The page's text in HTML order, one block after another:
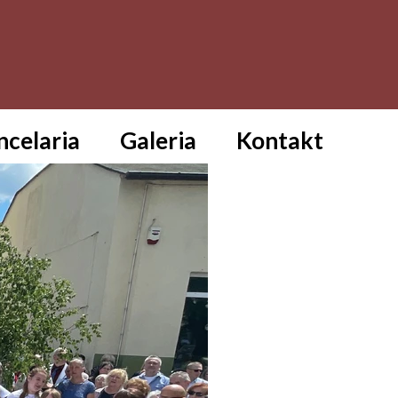
Galeria Kontakt